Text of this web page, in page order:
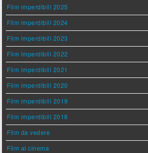
Film imperdibili 2025
Film imperdibili 2024
Film imperdibili 2023
Film imperdibili 2022
Film imperdibili 2021
Film imperdibili 2020
Film imperdibili 2019
Film imperdibili 2018
Film da vedere
Film al cinema